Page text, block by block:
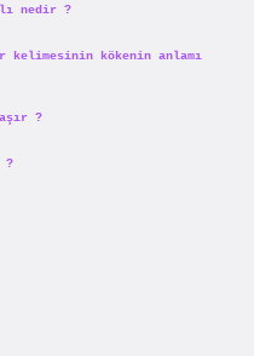
nedir ?
kelimesinin kökenin anlamı
?
?